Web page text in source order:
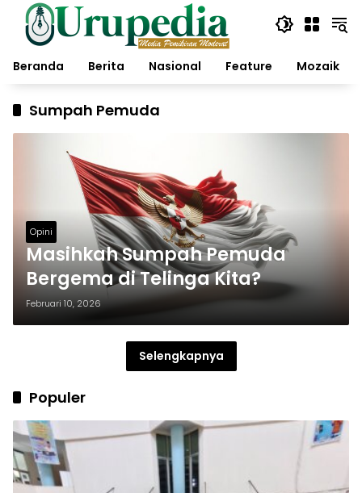
Langsung
konten
Beranda
Berita Nasional Feature Mozaik
Sumpah Pemuda
Opini
Masihkah Sumpah Pemuda
Bergema di Telinga Kita?
Februari 10, 2026
Selengkapnya
Populer